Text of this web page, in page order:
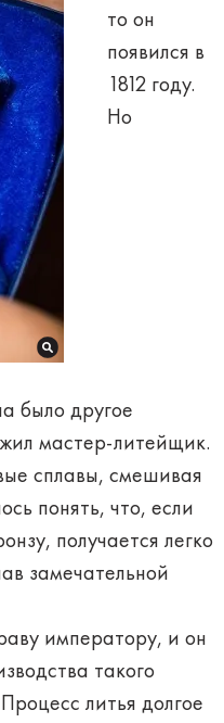
то он
появился в
1812 году.
Но
было другое
мастер-литейщик.
сплавы, смешивая
понять, что, если
получается легко
замечательной
императору, и он
такого
литья долгое